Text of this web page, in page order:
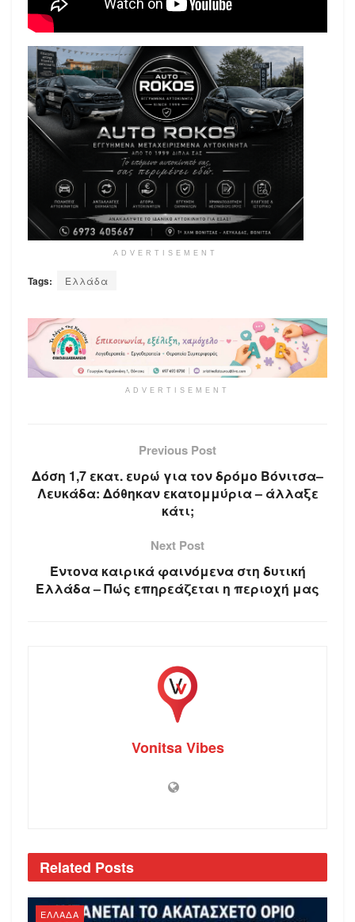
ADVERTISEMENT
Tags: Ελλάδα
ADVERTISEMENT
Previous Post
Δόση 1,7 εκατ. ευρώ για τον δρόμο Βόνιτσα–
Λευκάδα: Δόθηκαν εκατομμύρια – άλλαξε
κάτι;
Next Post
Έντονα καιρικά φαινόμενα στη δυτική
Ελλάδα – Πώς επηρεάζεται η περιοχή μας
Vonitsa Vibes
Related Posts
ΕΛΛΑΔΑ